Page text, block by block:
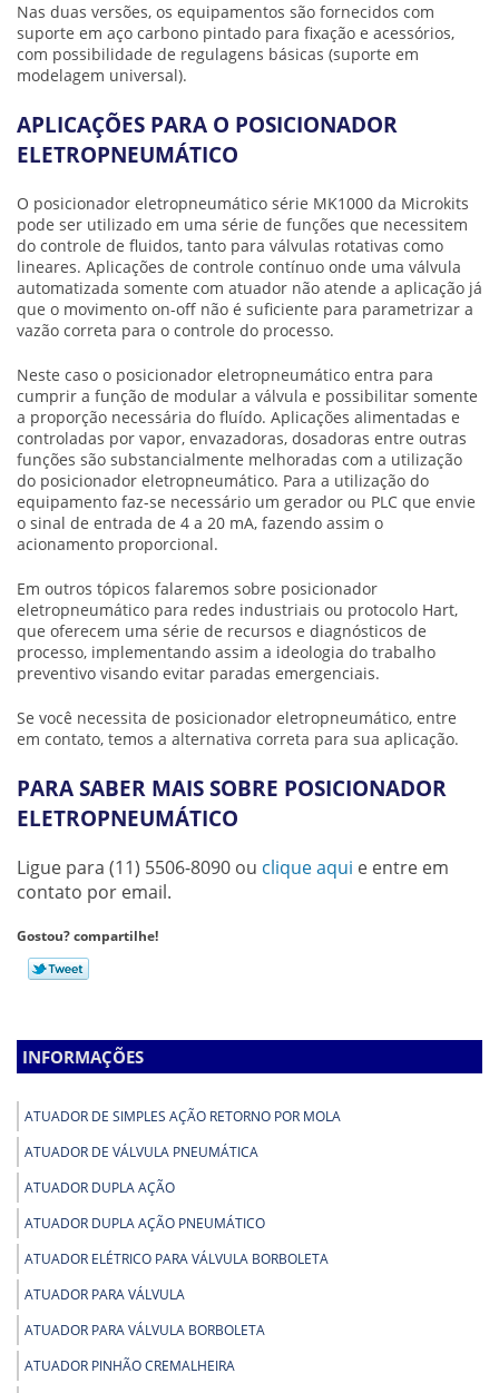
Nas duas versões, os equipamentos são fornecidos com
suporte em aço carbono pintado para fixação e acessórios,
com possibilidade de regulagens básicas (suporte em
modelagem universal).
APLICAÇÕES PARA O POSICIONADOR
ELETROPNEUMÁTICO
O posicionador eletropneumático série MK1000 da Microkits
pode ser utilizado em uma série de funções que necessitem
do controle de fluidos, tanto para válvulas rotativas como
lineares. Aplicações de controle contínuo onde uma válvula
automatizada somente com atuador não atende a aplicação já
que o movimento on-off não é suficiente para parametrizar a
vazão correta para o controle do processo.
Neste caso o posicionador eletropneumático entra para
cumprir a função de modular a válvula e possibilitar somente
a proporção necessária do fluído. Aplicações alimentadas e
controladas por vapor, envazadoras, dosadoras entre outras
funções são substancialmente melhoradas com a utilização
do posicionador eletropneumático. Para a utilização do
equipamento faz-se necessário um gerador ou PLC que envie
o sinal de entrada de 4 a 20 mA, fazendo assim o
acionamento proporcional.
Em outros tópicos falaremos sobre posicionador
eletropneumático para redes industriais ou protocolo Hart,
que oferecem uma série de recursos e diagnósticos de
processo, implementando assim a ideologia do trabalho
preventivo visando evitar paradas emergenciais.
Se você necessita de posicionador eletropneumático, entre
em contato, temos a alternativa correta para sua aplicação.
PARA SABER MAIS SOBRE POSICIONADOR
ELETROPNEUMÁTICO
Ligue para (11) 5506-8090 ou clique aqui e entre em
contato por email.
Gostou? compartilhe!
INFORMAÇÕES
ATUADOR DE SIMPLES AÇÃO RETORNO POR MOLA
ATUADOR DE VÁLVULA PNEUMÁTICA
ATUADOR DUPLA AÇÃO
ATUADOR DUPLA AÇÃO PNEUMÁTICO
ATUADOR ELÉTRICO PARA VÁLVULA BORBOLETA
ATUADOR PARA VÁLVULA
ATUADOR PARA VÁLVULA BORBOLETA
ATUADOR PINHÃO CREMALHEIRA